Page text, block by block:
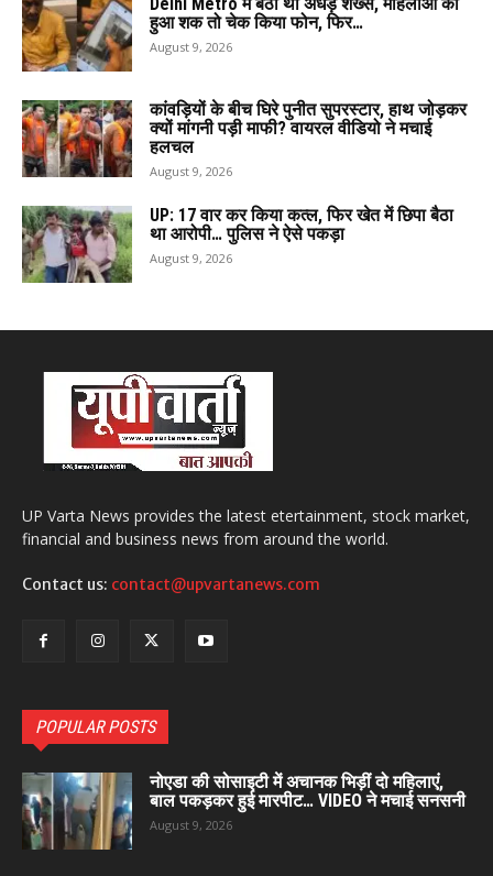
हुआ शक तो चेक किया फोन, फिर…
August 9, 2026
कांवड़ियों के बीच घिरे पुनीत सुपरस्टार, हाथ जोड़कर
क्यों मांगनी पड़ी माफी? वायरल वीडियो ने मचाई
हलचल
August 9, 2026
UP: 17 वार कर किया कत्ल, फिर खेत में छिपा बैठा
था आरोपी… पुलिस ने ऐसे पकड़ा
August 9, 2026
UP Varta News provides the latest etertainment, stock market,
financial and business news from around the world.
Contact us: contact@upvartanews.com
POPULAR POSTS
नोएडा की सोसाइटी में अचानक भिड़ीं दो महिलाएं,
बाल पकड़कर हुई मारपीट… VIDEO ने मचाई सनसनी
August 9, 2026